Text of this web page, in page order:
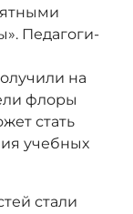
Педагоги-
на
флоры
стать
учебных
стали